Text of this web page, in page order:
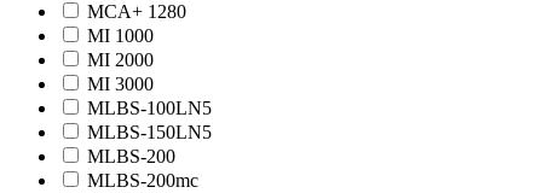
MCA+ 1280
MI 1000
MI 2000
MI 3000
MLBS-100LN5
MLBS-150LN5
MLBS-200
MLBS-200mc